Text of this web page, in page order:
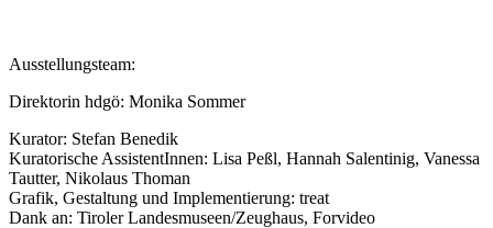
Ausstellungsteam:
Direktorin hdgö: Monika Sommer
Kurator: Stefan Benedik
Kuratorische AssistentInnen: Lisa Peßl, Hannah Salentinig, Vanessa
Tautter, Nikolaus Thoman
Grafik, Gestaltung und Implementierung: treat
Dank an: Tiroler Landesmuseen/Zeughaus, Forvideo